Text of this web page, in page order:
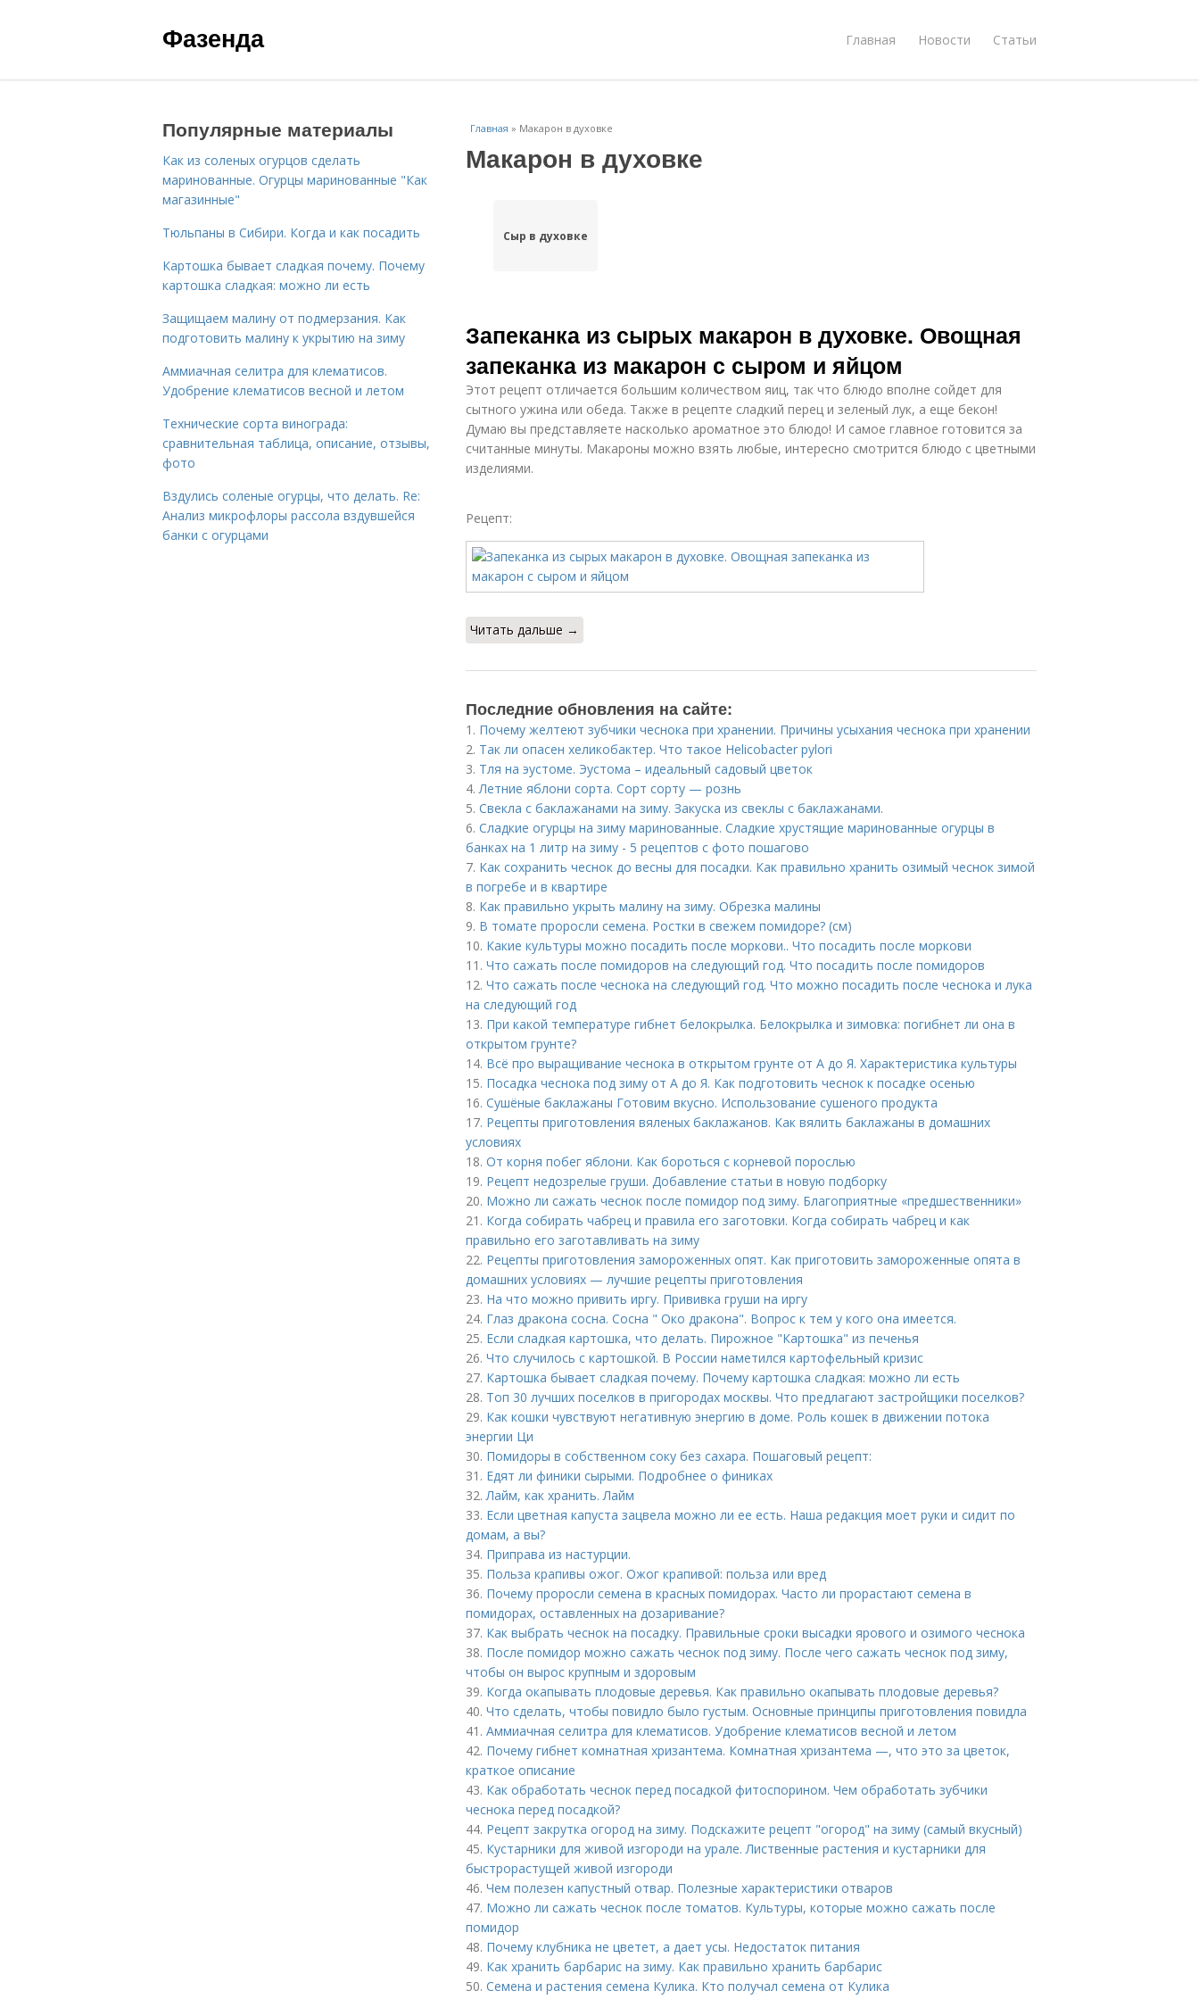
Фазенда Главная Новости Статьи
Главная » Макарон в духовке
Макарон в духовке
Сыр в духовке
Запеканка из сырых макарон в духовке. Овощная
запеканка из макарон с сыром и яйцом
Этот рецепт отличается большим количеством яиц, так что блюдо вполне сойдет для
сытного ужина или обеда. Также в рецепте сладкий перец и зеленый лук, а еще бекон!
Думаю вы представляете насколько ароматное это блюдо! И самое главное готовится за
считанные минуты. Макароны можно взять любые, интересно смотрится блюдо с цветными
изделиями.
Рецепт:
Читать дальше →
Последние обновления на сайте:
1. Почему желтеют зубчики чеснока при хранении. Причины усыхания чеснока при хранении
2. Так ли опасен хеликобактер. Что такое Helicobacter pylori
3. Тля на эустоме. Эустома – идеальный садовый цветок
4.Летние яблони сорта. Сорт сорту — рознь
5. Свекла с баклажанами на зиму. Закуска из свеклы с баклажанами.
6. Сладкие огурцы на зиму маринованные. Сладкие хрустящие маринованные огурцы в
банках на 1 литр на зиму - 5 рецептов с фото пошагово
7. Как сохранить чеснок до весны для посадки. Как правильно хранить озимый чеснок зимой
в погребе и в квартире
8. Как правильно укрыть малину на зиму. Обрезка малины
9. В томате проросли семена. Ростки в свежем помидоре? (см)
10. Какие культуры можно посадить после моркови.. Что посадить после моркови
11. Что сажать после помидоров на следующий год. Что посадить после помидоров
12. Что сажать после чеснока на следующий год. Что можно посадить после чеснока и лука
на следующий год
13. При какой температуре гибнет белокрылка. Белокрылка и зимовка: погибнет ли она в
открытом грунте?
14. Всё про выращивание чеснока в открытом грунте от А до Я. Характеристика культуры
15. Посадка чеснока под зиму от А до Я. Как подготовить чеснок к посадке осенью
16. Сушёные баклажаны Готовим вкусно. Использование сушеного продукта
17. Рецепты приготовления вяленых баклажанов. Как вялить баклажаны в домашних
условиях
18. От корня побег яблони. Как бороться с корневой порослью
19. Рецепт недозрелые груши. Добавление статьи в новую подборку
20. Можно ли сажать чеснок после помидор под зиму. Благоприятные «предшественники»
21. Когда собирать чабрец и правила его заготовки. Когда собирать чабрец и как
правильно его заготавливать на зиму
22. Рецепты приготовления замороженных опят. Как приготовить замороженные опята в
домашних условиях — лучшие рецепты приготовления
23. На что можно привить иргу. Прививка груши на иргу
24. Глаз дракона сосна. Сосна " Око дракона". Вопрос к тем у кого она имеется.
25. Если сладкая картошка, что делать. Пирожное "Картошка" из печенья
26. Что случилось с картошкой. В России наметился картофельный кризис
27. Картошка бывает сладкая почему. Почему картошка сладкая: можно ли есть
28. Топ 30 лучших поселков в пригородах москвы. Что предлагают застройщики поселков?
29. Как кошки чувствуют негативную энергию в доме. Роль кошек в движении потока
энергии Ци
30. Помидоры в собственном соку без сахара. Пошаговый рецепт:
31. Едят ли финики сырыми. Подробнее о финиках
32.Лайм, как хранить. Лайм
33. Если цветная капуста зацвела можно ли ее есть. Наша редакция моет руки и сидит по
домам, а вы?
34. Приправа из настурции.
35. Польза крапивы ожог. Ожог крапивой: польза или вред
36. Почему проросли семена в красных помидорах. Часто ли прорастают семена в
помидорах, оставленных на дозаривание?
37. Как выбрать чеснок на посадку. Правильные сроки высадки ярового и озимого чеснока
38. После помидор можно сажать чеснок под зиму. После чего сажать чеснок под зиму,
чтобы он вырос крупным и здоровым
39. Когда окапывать плодовые деревья. Как правильно окапывать плодовые деревья?
40. Что сделать, чтобы повидло было густым. Основные принципы приготовления повидла
41. Аммиачная селитра для клематисов. Удобрение клематисов весной и летом
42. Почему гибнет комнатная хризантема. Комнатная хризантема —, что это за цветок,
краткое описание
43. Как обработать чеснок перед посадкой фитоспорином. Чем обработать зубчики
чеснока перед посадкой?
44. Рецепт закрутка огород на зиму. Подскажите рецепт "огород" на зиму (самый вкусный)
45. Кустарники для живой изгороди на урале. Лиственные растения и кустарники для
быстрорастущей живой изгороди
46. Чем полезен капустный отвар. Полезные характеристики отваров
47. Можно ли сажать чеснок после томатов. Культуры, которые можно сажать после
помидор
48. Почему клубника не цветет, а дает усы. Недостаток питания
49. Как хранить барбарис на зиму. Как правильно хранить барбарис
50. Семена и растения семена Кулика. Кто получал семена от Кулика
Популярные материалы
Как из соленых огурцов сделать
маринованные. Огурцы маринованные "Как
магазинные"
Тюльпаны в Сибири. Когда и как посадить
Картошка бывает сладкая почему. Почему
картошка сладкая: можно ли есть
Защищаем малину от подмерзания. Как
подготовить малину к укрытию на зиму
Аммиачная селитра для клематисов.
Удобрение клематисов весной и летом
Технические сорта винограда:
сравнительная таблица, описание, отзывы,
фото
Вздулись соленые огурцы, что делать. Re:
Анализ микрофлоры рассола вздувшейся
банки с огурцами